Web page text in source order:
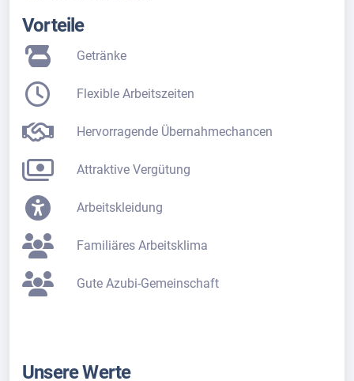
Vorteile
Getränke
Flexible Arbeitszeiten
Hervorragende Übernahmechancen
Attraktive Vergütung
Arbeitskleidung
Familiäres Arbeitsklima
Gute Azubi-Gemeinschaft
Unsere Werte